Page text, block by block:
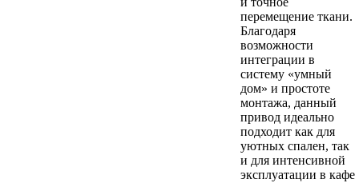
перемещение ткани.
Благодаря
возможности
интеграции в
систему «умный
дом» и простоте
монтажа, данный
привод идеально
подходит как для
уютных спален, так
и для интенсивной
эксплуатации в кафе